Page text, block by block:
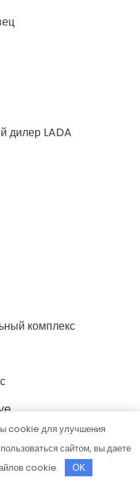
дилер LADA
комплекс
cookie для улучшения
сайтом, вы даете
cookie.
OK